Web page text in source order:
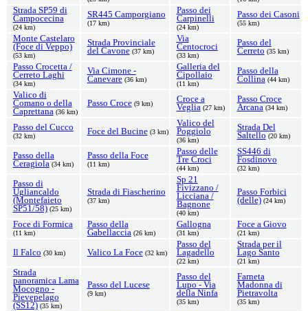
Strada SP59 di
Campocecina
(24 km)
SR445 Camporgiano
(17 km)
Passo dei
Carpinelli
(24 km)
Passo dei Casoni
(55 km)
Monte Castelaro
(Foce di Veppo)
(53 km)
Strada Provinciale
del Cavone (37 km)
Via
Centocroci
(33 km)
Passo del
Cerreto (35 km)
Passo Crocetta /
Cerreto Laghi
(34 km)
Via Cimone -
Canevare (36 km)
Galleria del
Cipollaio
(11 km)
Passo della
Collina (44 km)
Valico di
Comano o della
Caprettana (36 km)
Passo Croce (9 km)
Croce a
Veglia (27 km)
Passo Croce
Arcana (34 km)
Passo del Cucco
(32 km) Foce del Bucine (3 km)
Valico del
Poggiolo
(36 km)
Strada Del
Saltello (20 km)
Passo della
Ceragiola (34 km)
Passo della Foce
(11 km)
Passo delle
Tre Croci
(44 km)
SS446 di
Fosdinovo
(32 km)
Passo di
Ugliancaldo
(Montefaieto
SP51/58) (25 km)
Strada di Fiascherino
(37 km)
Sp 21
Fivizzano /
Licciana /
Bagnone
(40 km)
Passo Forbici
(delle) (24 km)
Foce di Formica
(11 km)
Passo della
Gabellaccia (26 km)
Gallogna
(31 km)
Foce a Giovo
(21 km)
Il Falco (30 km) Valico La Foce (32 km)
Passo del
Lagadello
(22 km)
Strada per il
Lago Santo
(21 km)
Strada
panoramica Lama
Mocogno -
Pievepelago
(SS12) (35 km)
Passo del Lucese
(9 km)
Passo del
Lupo - Via
della Ninfa
(35 km)
Farneta
Madonna di
Pietravolta
(35 km)